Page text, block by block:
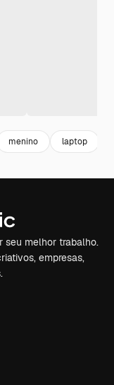
menino laptop
seu melhor trabalho.
empresas,